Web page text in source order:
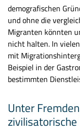
demografischen
und ohne die
Migranten könnten
nicht halten. In
mit
Beispiel in der
bestimmten
Unter